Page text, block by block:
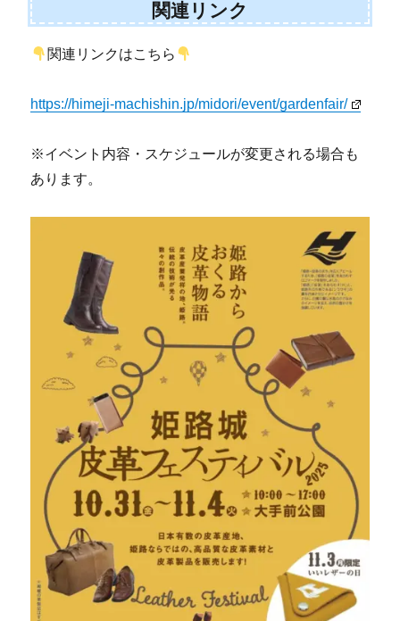
関連リンク
関連リンクはこちら
https://himeji-machishin.jp/midori/event/gardenfair/
※イベント内容・スケジュールが変更される場合も
あります。